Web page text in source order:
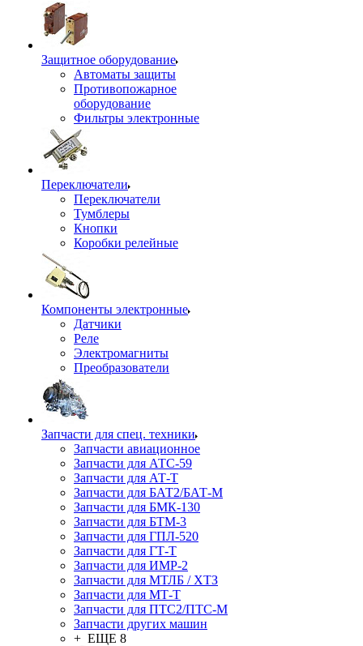
Защитное оборудование
Автоматы защиты
Противопожарное
оборудование
Фильтры электронные
Переключатели
Переключатели
Тумблеры
Кнопки
Коробки релейные
Компоненты электронные
Датчики
Реле
Электромагниты
Преобразователи
Запчасти для спец. техники
Запчасти авиационное
Запчасти для АТС-59
Запчасти для АТ-Т
Запчасти для БАТ2/БАТ-М
Запчасти для БМК-130
Запчасти для БТМ-3
Запчасти для ГПЛ-520
Запчасти для ГТ-Т
Запчасти для ИМР-2
Запчасти для МТЛБ / ХТЗ
Запчасти для МТ-Т
Запчасти для ПТС2/ПТС-М
Запчасти других машин
+ ЕЩЕ 8